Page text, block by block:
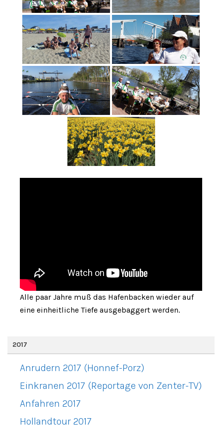
Alle paar Jahre muß das Hafenbacken wieder auf
eine einheitliche Tiefe ausgebaggert werden.
2017
Anrudern 2017 (Honnef-Porz)
Einkranen 2017 (Reportage von Zenter-TV)
Anfahren 2017
Hollandtour 2017